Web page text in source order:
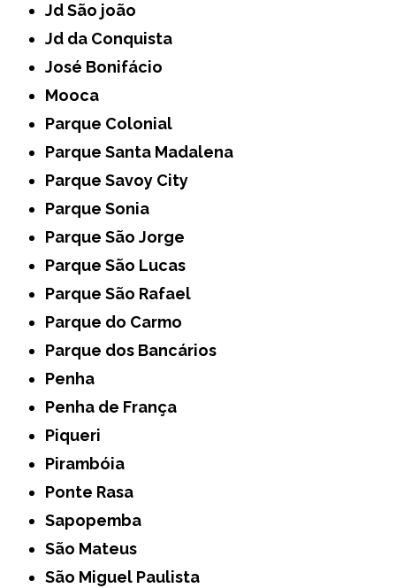
Jd São joão
Jd da Conquista
José Bonifácio
Mooca
Parque Colonial
Parque Santa Madalena
Parque Savoy City
Parque Sonia
Parque São Jorge
Parque São Lucas
Parque São Rafael
Parque do Carmo
Parque dos Bancários
Penha
Penha de França
Piqueri
Pirambóia
Ponte Rasa
Sapopemba
São Mateus
São Miguel Paulista